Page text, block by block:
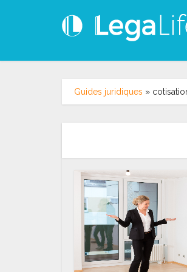
Guides juridiques »